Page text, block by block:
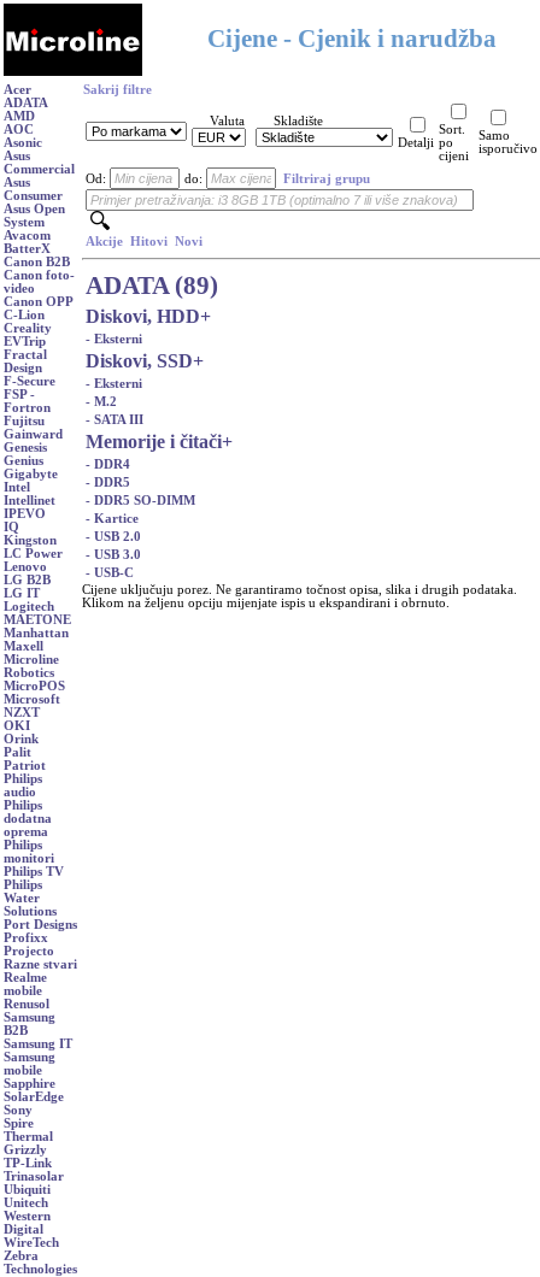
Cijene - Cjenik i narudžba
Acer
ADATA
AMD
AOC
Asonic
Asus
Commercial
Asus
Consumer
Asus Open
System
Avacom
BatterX
Canon B2B
Canon foto-
video
Canon OPP
C-Lion
Creality
EVTrip
Fractal
Design
F-Secure
FSP -
Fortron
Fujitsu
Gainward
Genesis
Genius
Gigabyte
Intel
Intellinet
IPEVO
IQ
Kingston
LC Power
Lenovo
LG B2B
LG IT
Logitech
MAETONE
Manhattan
Maxell
Microline
Robotics
MicroPOS
Microsoft
NZXT
OKI
Orink
Palit
Patriot
Philips
audio
Philips
dodatna
oprema
Philips
monitori
Philips TV
Philips
Water
Solutions
Port Designs
Profixx
Projecto
Razne stvari
Realme
mobile
Renusol
Samsung
B2B
Samsung IT
Samsung
mobile
Sapphire
SolarEdge
Sony
Spire
Thermal
Grizzly
TP-Link
Trinasolar
Ubiquiti
Unitech
Western
Digital
WireTech
Zebra
Technologies
Sakrij filtre
Valuta
Skladište
Detalji
Sort.
po
cijeni
Samo
isporučivo
Od: do: Filtriraj grupu
Akcije Hitovi Novi
ADATA (89)
Diskovi, HDD+
- Eksterni
Diskovi, SSD+
- Eksterni
- M.2
- SATA III
Memorije i čitači+
- DDR4
- DDR5
- DDR5 SO-DIMM
- Kartice
- USB 2.0
- USB 3.0
- USB-C
Cijene uključuju porez. Ne garantiramo točnost opisa, slika i drugih podataka.
Klikom na željenu opciju mijenjate ispis u ekspandirani i obrnuto.